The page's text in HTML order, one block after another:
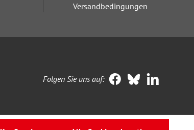
Versandbedingungen
Folgen Sie uns auf: